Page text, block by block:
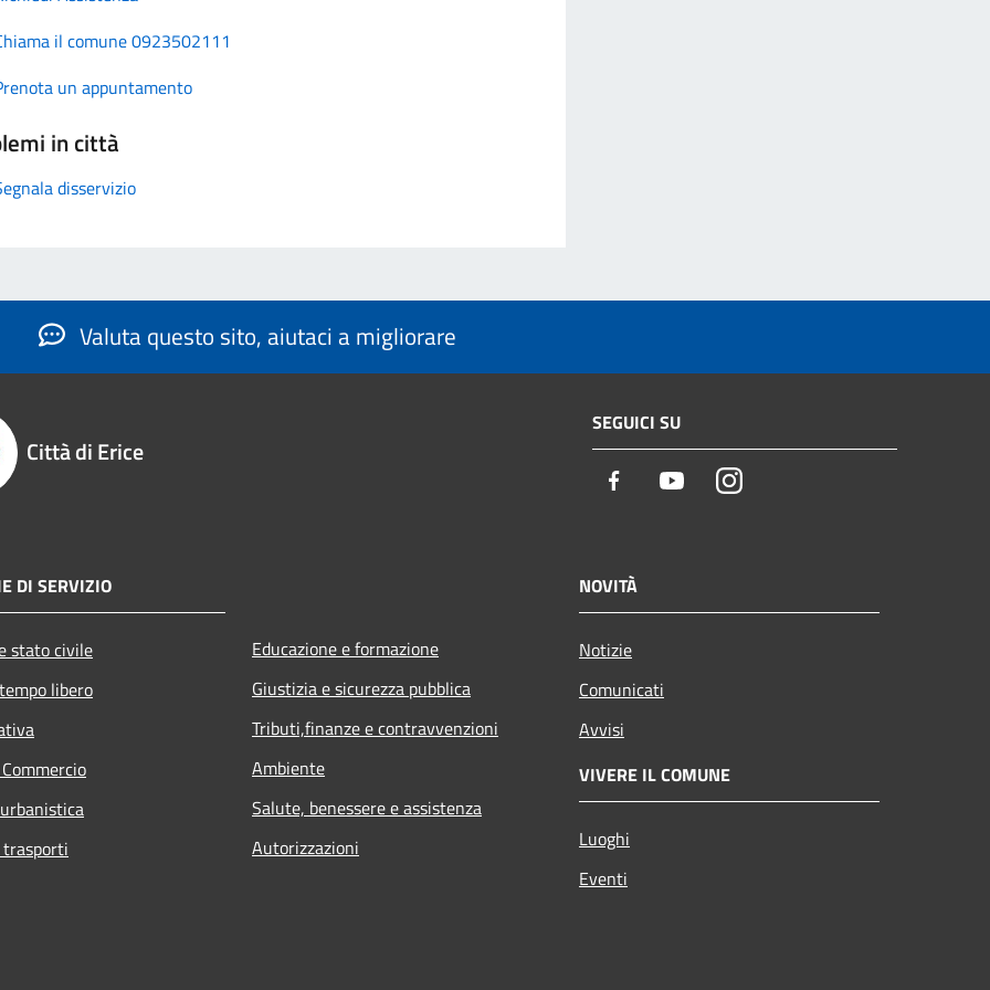
il comune 0923502111
un appuntamento
in città
disservizio
Valuta questo sito, aiutaci a migliorare
Città di Erice
SEGUICI SU
Facebook YoutubeInstagram
DI SERVIZIO
stato civile
libero
Educazione e formazione
Giustizia e sicurezza pubblica
Tributi,finanze e contravvenzioni
Ambiente
Salute, benessere e assistenza
Autorizzazioni
NOVITÀ
Notizie
Comunicati
Avvisi
VIVERE IL COMUNE
Luoghi
Eventi